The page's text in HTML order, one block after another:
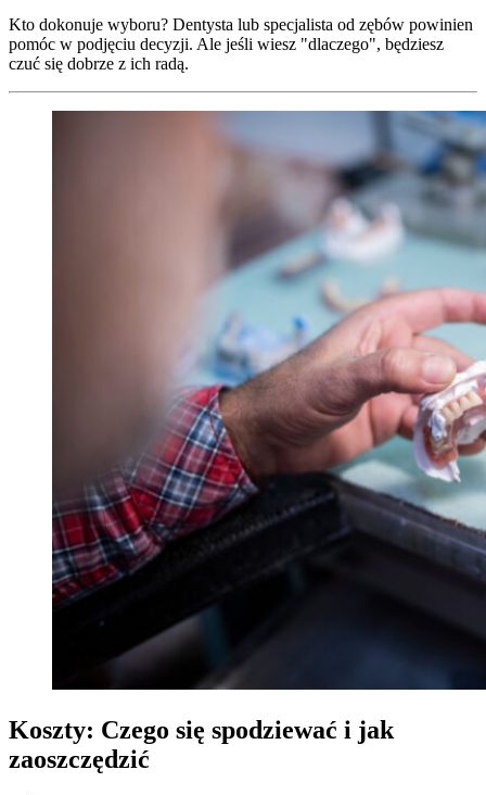
Kto dokonuje wyboru? Dentysta lub specjalista od zębów powinien
pomóc w podjęciu decyzji. Ale jeśli wiesz "dlaczego", będziesz
czuć się dobrze z ich radą.
Koszty: Czego się spodziewać i jak
zaoszczędzić